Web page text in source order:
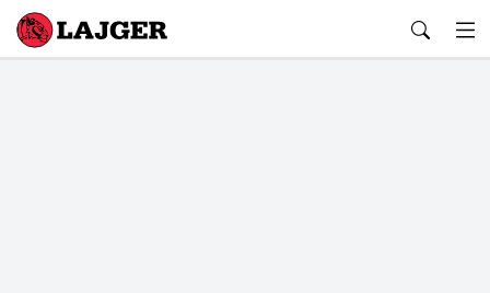
Lajger